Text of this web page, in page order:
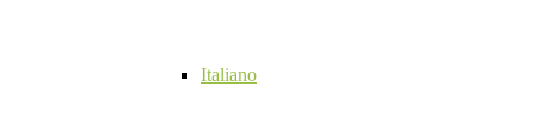
Italiano